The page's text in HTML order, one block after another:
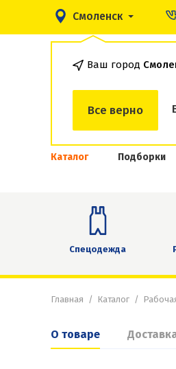
Смоленск
Ваш город
Все верно
Каталог Подборки
Спецодежда
Главная Каталог
О товаре